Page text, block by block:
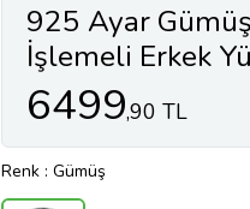
925 Ayar
İşlemeli Erkek
6499,90 TL
Renk : Gümüş